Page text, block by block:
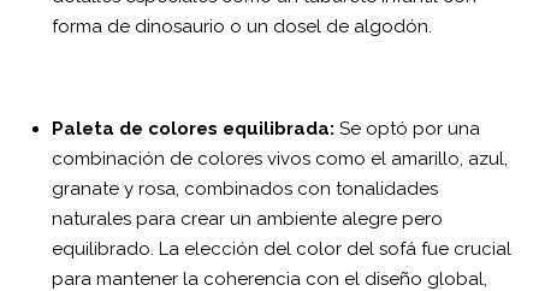
forma de dinosaurio o un dosel de algodón.
Paleta de colores equilibrada: Se optó por una
combinación de colores vivos como el amarillo, azul,
granate y rosa, combinados con tonalidades
naturales para crear un ambiente alegre pero
equilibrado. La elección del color del sofá fue crucial
para mantener la coherencia con el diseño global,